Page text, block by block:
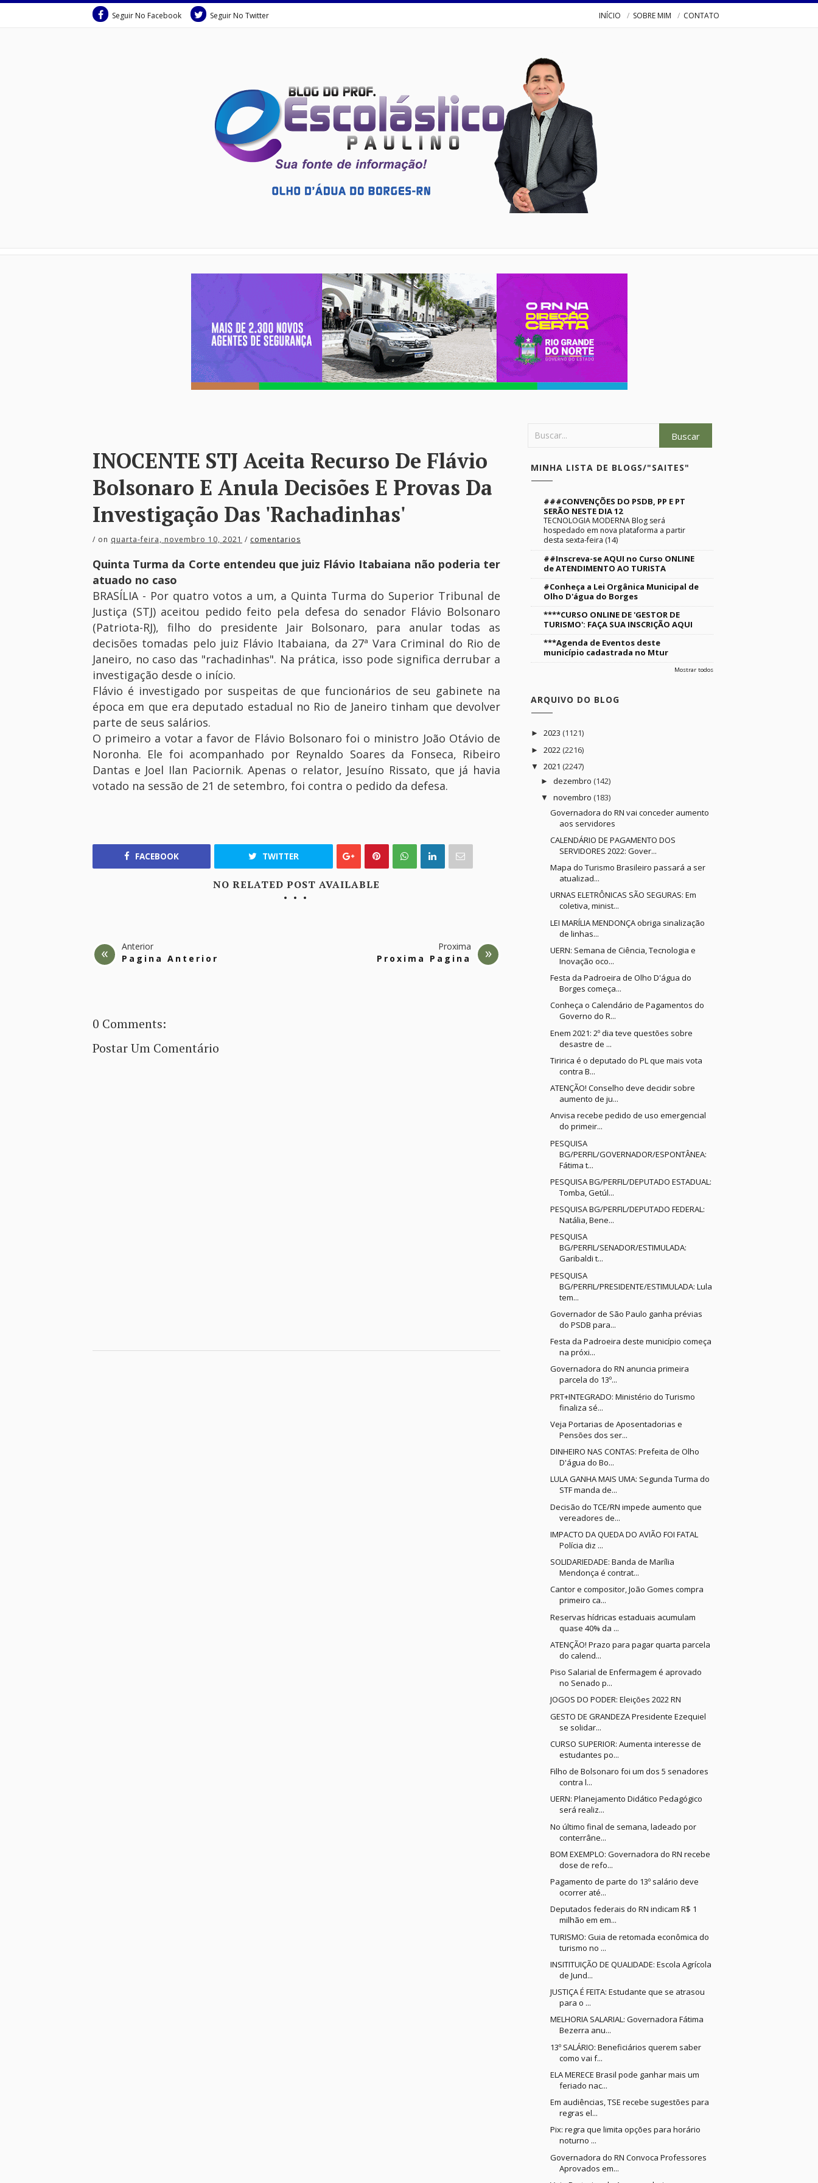
Seguir No Facebook Seguir No Twitter INÍCIO SOBRE MIM CONTATO
INOCENTE STJ Aceita Recurso De Flávio
Bolsonaro E Anula Decisões E Provas Da
Investigação Das 'rachadinhas'
/ on quarta-feira, novembro 10, 2021 / comentarios
Quinta Turma da Corte entendeu que juiz Flávio Itabaiana não poderia ter
atuado no caso
BRASÍLIA - Por quatro votos a um, a Quinta Turma do Superior Tribunal de
Justiça (STJ) aceitou pedido feito pela defesa do senador Flávio Bolsonaro
(Patriota-RJ), filho do presidente Jair Bolsonaro, para anular todas as
decisões tomadas pelo juiz Flávio Itabaiana, da 27ª Vara Criminal do Rio de
Janeiro, no caso das "rachadinhas". Na prática, isso pode significa derrubar a
investigação desde o início.
Flávio é investigado por suspeitas de que funcionários de seu gabinete na
época em que era deputado estadual no Rio de Janeiro tinham que devolver
parte de seus salários.
O primeiro a votar a favor de Flávio Bolsonaro foi o ministro João Otávio de
Noronha. Ele foi acompanhado por Reynaldo Soares da Fonseca, Ribeiro
Dantas e Joel Ilan Paciornik. Apenas o relator, Jesuíno Rissato, que já havia
votado na sessão de 21 de setembro, foi contra o pedido da defesa.
FACEBOOK TWITTER
NO RELATED POST AVAILABLE
Anterior
Pagina Anterior
Proxima
Proxima Pagina
0 Comments:
Postar Um Comentário
MINHA LISTA DE BLOGS/"SAITES"
###CONVENÇÕES DO PSDB, PP E PT
SERÃO NESTE DIA 12
TECNOLOGIA MODERNA Blog será
hospedado em nova plataforma a partir
desta sexta-feira (14)
##Inscreva-se AQUI no Curso ONLINE
de ATENDIMENTO AO TURISTA
#Conheça a Lei Orgânica Municipal de
Olho D'água do Borges
****CURSO ONLINE DE 'GESTOR DE
TURISMO': FAÇA SUA INSCRIÇÃO AQUI
***Agenda de Eventos deste
município cadastrada no Mtur
Mostrar todos
ARQUIVO DO BLOG
► 2023 (1121)
► 2022 (2216)
▼ 2021 (2247)
► dezembro (142)
▼ novembro (183)
Governadora do RN vai conceder aumento
aos servidores
CALENDÁRIO DE PAGAMENTO DOS
SERVIDORES 2022: Gover...
Mapa do Turismo Brasileiro passará a ser
atualizad...
URNAS ELETRÔNICAS SÃO SEGURAS: Em
coletiva, minist...
LEI MARÍLIA MENDONÇA obriga sinalização
de linhas...
UERN: Semana de Ciência, Tecnologia e
Inovação oco...
Festa da Padroeira de Olho D'água do
Borges começa...
Conheça o Calendário de Pagamentos do
Governo do R...
Enem 2021: 2º dia teve questões sobre
desastre de ...
Tiririca é o deputado do PL que mais vota
contra B...
ATENÇÃO! Conselho deve decidir sobre
aumento de ju...
Anvisa recebe pedido de uso emergencial
do primeir...
PESQUISA
BG/PERFIL/GOVERNADOR/ESPONTÂNEA:
Fátima t...
PESQUISA BG/PERFIL/DEPUTADO ESTADUAL:
Tomba, Getúl...
PESQUISA BG/PERFIL/DEPUTADO FEDERAL:
Natália, Bene...
PESQUISA
BG/PERFIL/SENADOR/ESTIMULADA:
Garibaldi t...
PESQUISA
BG/PERFIL/PRESIDENTE/ESTIMULADA: Lula
tem...
Governador de São Paulo ganha prévias
do PSDB para...
Festa da Padroeira deste município começa
na próxi...
Governadora do RN anuncia primeira
parcela do 13º...
PRT+INTEGRADO: Ministério do Turismo
finaliza sé...
Veja Portarias de Aposentadorias e
Pensões dos ser...
DINHEIRO NAS CONTAS: Prefeita de Olho
D'água do Bo...
LULA GANHA MAIS UMA: Segunda Turma do
STF manda de...
Decisão do TCE/RN impede aumento que
vereadores de...
IMPACTO DA QUEDA DO AVIÃO FOI FATAL
Polícia diz ...
SOLIDARIEDADE: Banda de Marília
Mendonça é contrat...
Cantor e compositor, João Gomes compra
primeiro ca...
Reservas hídricas estaduais acumulam
quase 40% da ...
ATENÇÃO! Prazo para pagar quarta parcela
do calend...
Piso Salarial de Enfermagem é aprovado
no Senado p...
JOGOS DO PODER: Eleições 2022 RN
GESTO DE GRANDEZA Presidente Ezequiel
se solidar...
CURSO SUPERIOR: Aumenta interesse de
estudantes po...
Filho de Bolsonaro foi um dos 5 senadores
contra l...
UERN: Planejamento Didático Pedagógico
será realiz...
No último final de semana, ladeado por
conterrâne...
BOM EXEMPLO: Governadora do RN recebe
dose de refo...
Pagamento de parte do 13º salário deve
ocorrer até...
Deputados federais do RN indicam R$ 1
milhão em em...
TURISMO: Guia de retomada econômica do
turismo no ...
INSITITUIÇÃO DE QUALIDADE: Escola Agrícola
de Jund...
JUSTIÇA É FEITA: Estudante que se atrasou
para o ...
MELHORIA SALARIAL: Governadora Fátima
Bezerra anu...
13º SALÁRIO: Beneficiários querem saber
como vai f...
ELA MERECE Brasil pode ganhar mais um
feriado nac...
Em audiências, TSE recebe sugestões para
regras el...
Pix: regra que limita opções para horário
noturno ...
Governadora do RN Convoca Professores
Aprovados em...